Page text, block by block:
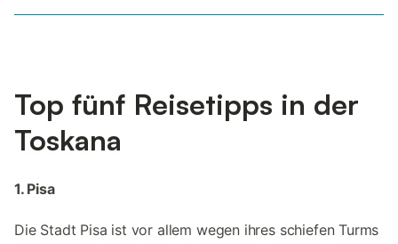
Top fünf Reisetipps in der
Toskana
1. Pisa
Die Stadt Pisa ist vor allem wegen ihres schiefen Turms